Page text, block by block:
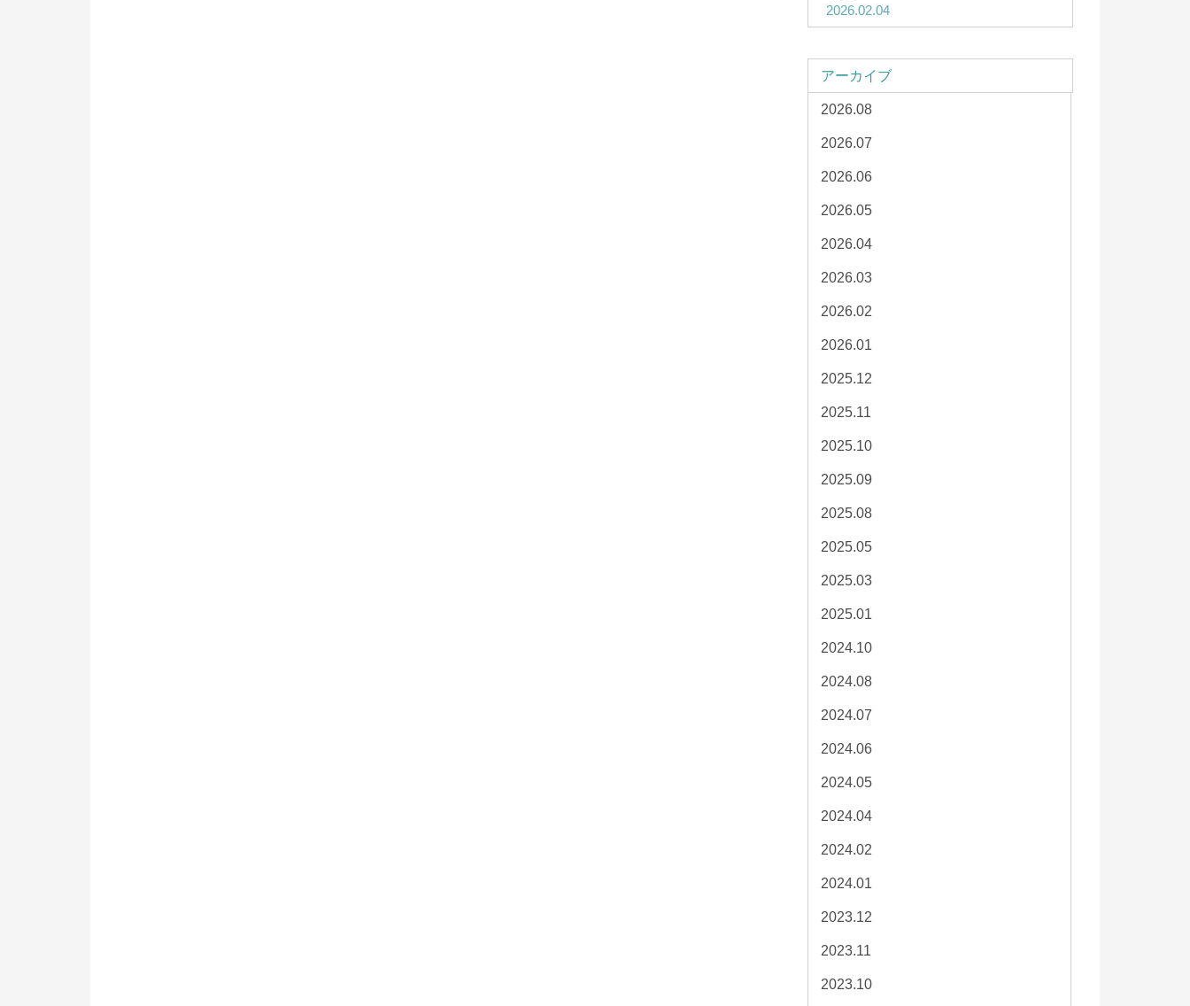
2026.02.04
アーカイブ
2026.08
2026.07
2026.06
2026.05
2026.04
2026.03
2026.02
2026.01
2025.12
2025.11
2025.10
2025.09
2025.08
2025.05
2025.03
2025.01
2024.10
2024.08
2024.07
2024.06
2024.05
2024.04
2024.02
2024.01
2023.12
2023.11
2023.10